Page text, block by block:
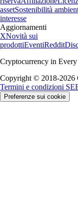
assetSostenibilità
interesse
Aggiornamenti
XNovità sui
prodottiEventiReddit
Cryptocurrency in
Copyright © 2018-2026
Termini e condizioni
Preferenze sui cookie